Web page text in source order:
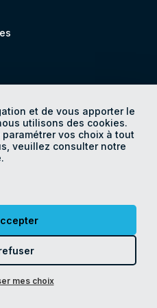
et de vous apporter le
utilisons des cookies.
vos choix à tout
veuillez consulter notre
mes choix
process
progress